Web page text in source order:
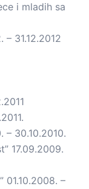
i mladih sa
– 31.12.2012
– 30.10.2010.
17.09.2009.
01.10.2008. –